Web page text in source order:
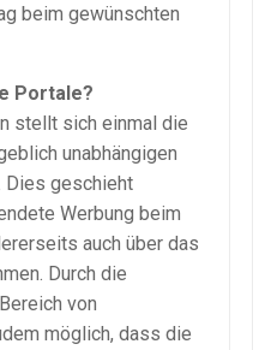
beim gewünschten
Portale?
stellt sich einmal die
unabhängigen
Dies geschieht
Werbung beim
auch über das
Durch die
von
möglich, dass die